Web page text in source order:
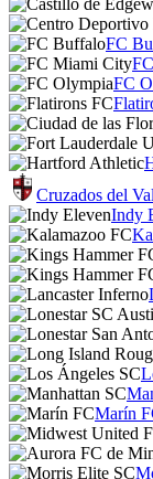
FC
FC
Cruzados del
Indy
Marín